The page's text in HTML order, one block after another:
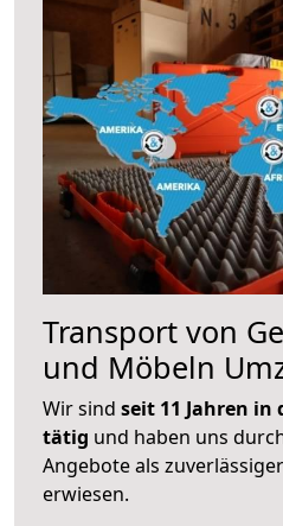
Transport von
und Möbeln
Wir sind seit 11 Jahren in
tätig und haben uns
Angebote als
erwiesen.